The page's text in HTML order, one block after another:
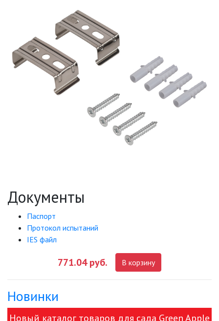
Документы
Паспорт
Протокол испытаний
IES файл
771.04 руб. В корзину
Новинки
Новый каталог товаров для сада Green Apple